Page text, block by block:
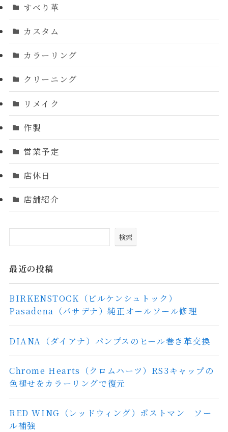
すべり革
カスタム
カラーリング
クリーニング
リメイク
作製
営業予定
店休日
店舗紹介
検索
最近の投稿
BIRKENSTOCK（ビルケンシュトック）
Pasadena（パサデナ）純正オールソール修理
DIANA（ダイアナ）パンプスのヒール巻き革交換
Chrome Hearts（クロムハーツ）RS3キャップの
色褪せをカラーリングで復元
RED WING（レッドウィング）ポストマン ソー
ル補強